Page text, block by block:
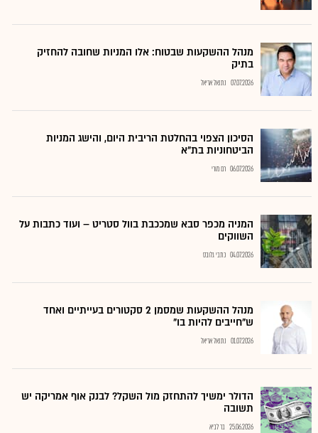
מנהל ההשקעות שבטוח: אלו המניות שחובה להחזיק
בתיק
07.07.2026 נתנאל אריאל
הסיכון הצפוי בהחלטת הריבית היום, והישג המניות
הביטחוניות בת"א
06.07.2026 רם מורי
המניה מכפר סבא שמככבת בוול סטריט – ועוד כתבות על
השווקים
04.07.2026 כתבי גלובס
מנהל ההשקעות שמסמן 2 סקטורים בעייתיים ואחד
ש"חייבים להיות בו"
01.07.2026 נתנאל אריאל
הדולר ימשיך להתחזק מול השקל? לבנק אוף אמריקה יש
תשובה
25.06.2026 בר לביא